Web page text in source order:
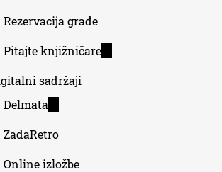
Rezervacija građe
Pitajte knjižničare(link
sadržaji
Delmata
external)
ZadaRetro
Online izložbe